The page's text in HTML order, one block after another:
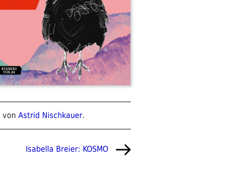
von Astrid Nischkauer.
Beitrag
Isabella Breier: KOSMO